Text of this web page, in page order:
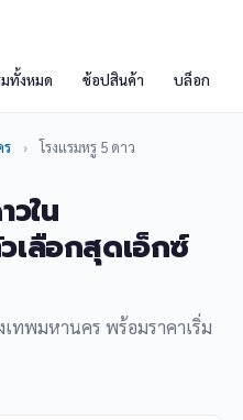
มทั้งหมด ช้อปสินค้า บล็อก
ร › โรงแรมหรู 5 ดาว
วใน
เลือกสุดเอ็กซ์
เทพมหานคร พร้อมราคาเริ่ม